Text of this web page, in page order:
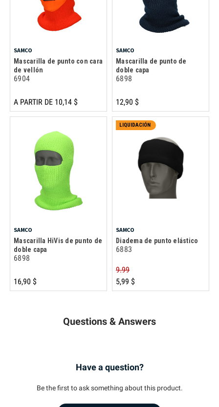
SAMCO
Mascarilla de punto con cara
de vellón
6904
A PARTIR DE 10,14 $
SAMCO
Mascarilla de punto de
doble capa
6898
12,90 $
SAMCO
Mascarilla HiVis de punto de
doble capa
6898
16,90 $
LIQUIDACIÓN
SAMCO
Diadema de punto elástico
6883
9.99
5,99 $
Questions & Answers
Have a question?
Be the first to ask something about this product.